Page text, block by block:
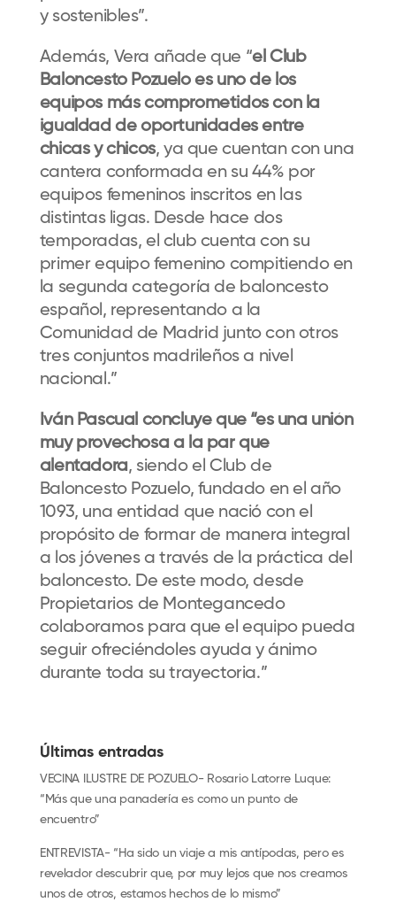
y sostenibles”.
Además, Vera añade que “el Club
Baloncesto Pozuelo es uno de los
equipos más comprometidos con la
igualdad de oportunidades entre
chicas y chicos, ya que cuentan con una
cantera conformada en su 44% por
equipos femeninos inscritos en las
distintas ligas. Desde hace dos
temporadas, el club cuenta con su
primer equipo femenino compitiendo en
la segunda categoría de baloncesto
español, representando a la
Comunidad de Madrid junto con otros
tres conjuntos madrileños a nivel
nacional.”
Iván Pascual concluye que “es una unión
muy provechosa a la par que
alentadora, siendo el Club de
Baloncesto Pozuelo, fundado en el año
1093, una entidad que nació con el
propósito de formar de manera integral
a los jóvenes a través de la práctica del
baloncesto. De este modo, desde
Propietarios de Montegancedo
colaboramos para que el equipo pueda
seguir ofreciéndoles ayuda y ánimo
durante toda su trayectoria.”
Últimas entradas
VECINA ILUSTRE DE POZUELO- Rosario Latorre Luque:
“Más que una panadería es como un punto de
encuentro”
ENTREVISTA- “Ha sido un viaje a mis antípodas, pero es
revelador descubrir que, por muy lejos que nos creamos
unos de otros, estamos hechos de lo mismo”